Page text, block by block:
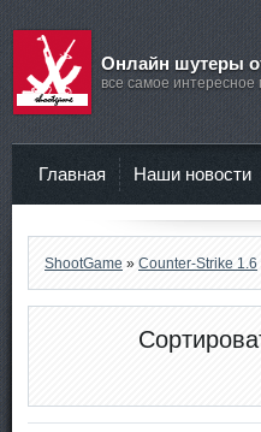
Онлайн шутеры
все самое
Главная Наши новости
ShootGame » Counter-Strike 1.6